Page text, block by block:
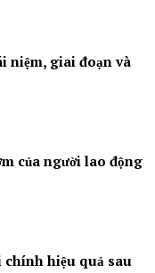
niệm, giai đoạn và
của người lao động
chính hiệu quả sau